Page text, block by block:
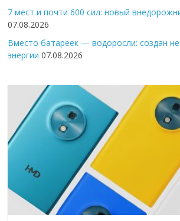
7 мест и почти 600 сил: новый
07.08.2026
Вместо батареек — водоросли: создан
энергии 07.08.2026